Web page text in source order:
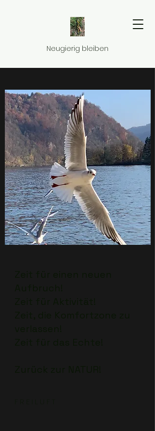
Neugierig bleiben